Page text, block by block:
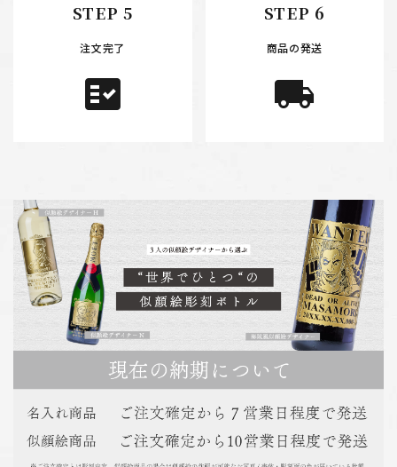
STEP 5
注文完了
fact_check
STEP 6
商品の発送
local_shipping